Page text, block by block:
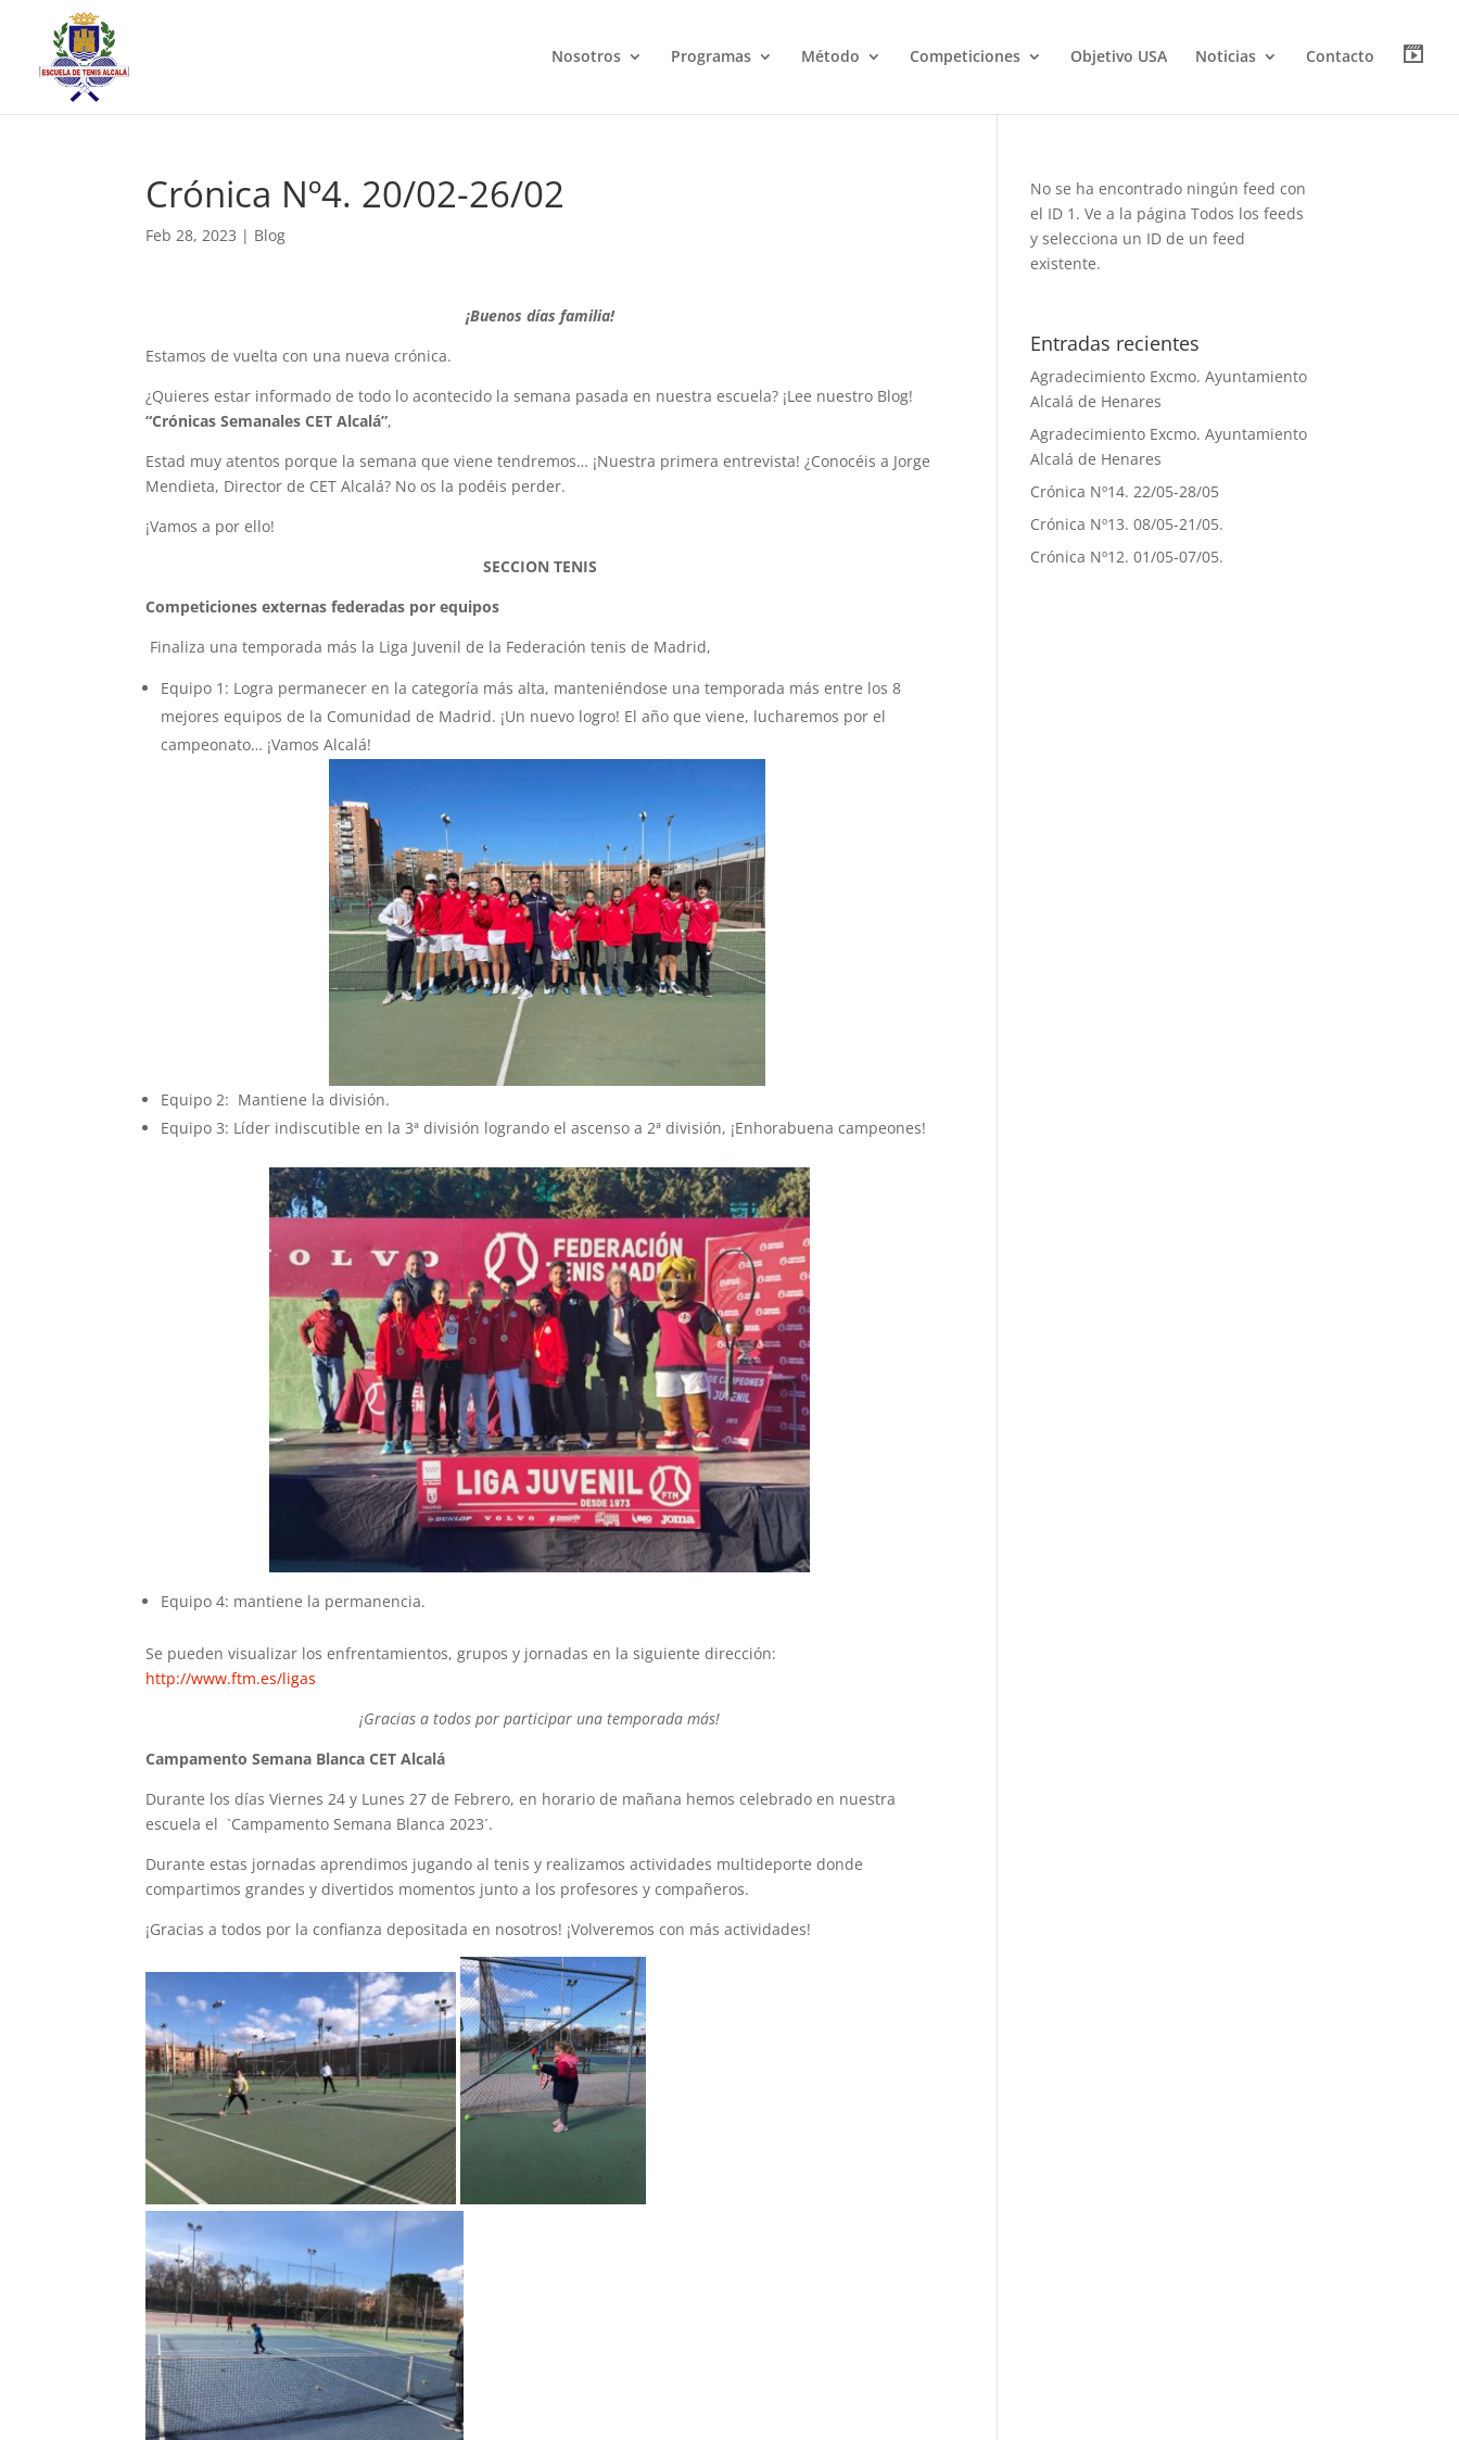
Nosotros Programas Método Competiciones Objetivo USA Noticias Contacto
r
Crónica Nº4. 20/02-26/02
Feb 28, 2023 | Blog
¡Buenos días familia!
Estamos de vuelta con una nueva crónica.
¿Quieres estar informado de todo lo acontecido la semana pasada en nuestra escuela? ¡Lee nuestro Blog!
“Crónicas Semanales CET Alcalá”,
Estad muy atentos porque la semana que viene tendremos… ¡Nuestra primera entrevista! ¿Conocéis a Jorge
Mendieta, Director de CET Alcalá? No os la podéis perder.
¡Vamos a por ello!
SECCION TENIS
Competiciones externas federadas por equipos
Finaliza una temporada más la Liga Juvenil de la Federación tenis de Madrid,
Equipo 1: Logra permanecer en la categoría más alta, manteniéndose una temporada más entre los 8
mejores equipos de la Comunidad de Madrid. ¡Un nuevo logro! El año que viene, lucharemos por el
campeonato… ¡Vamos Alcalá!
Equipo 2: Mantiene la división.
Equipo 3: Líder indiscutible en la 3ª división logrando el ascenso a 2ª división, ¡Enhorabuena campeones!
Equipo 4: mantiene la permanencia.
Se pueden visualizar los enfrentamientos, grupos y jornadas en la siguiente dirección:
http://www.ftm.es/ligas
¡Gracias a todos por participar una temporada más!
Campamento Semana Blanca CET Alcalá
Durante los días Viernes 24 y Lunes 27 de Febrero, en horario de mañana hemos celebrado en nuestra
escuela el `Campamento Semana Blanca 2023´.
Durante estas jornadas aprendimos jugando al tenis y realizamos actividades multideporte donde
compartimos grandes y divertidos momentos junto a los profesores y compañeros.
¡Gracias a todos por la confianza depositada en nosotros! ¡Volveremos con más actividades!
No se ha encontrado ningún feed con
el ID 1. Ve a la páginaTodos los feeds
y selecciona un ID de un feed
existente.
Entradas recientes
Agradecimiento Excmo. Ayuntamiento
Alcalá de Henares
Agradecimiento Excmo. Ayuntamiento
Alcalá de Henares
Crónica Nº14. 22/05-28/05
Crónica Nº13. 08/05-21/05.
Crónica Nº12. 01/05-07/05.